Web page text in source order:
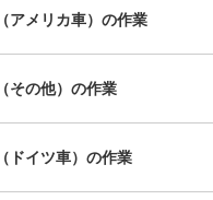
アメリカ車）の作業
その他）の作業
ドイツ車）の作業